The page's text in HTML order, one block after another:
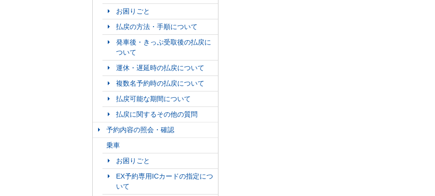
お困りごと
払戻の方法・手順について
発車後・きっぷ受取後の払戻に
ついて
運休・遅延時の払戻について
複数名予約時の払戻について
払戻可能な期間について
払戻に関するその他の質問
予約内容の照会・確認
乗車
お困りごと
EX予約専用ICカードの指定につ
いて